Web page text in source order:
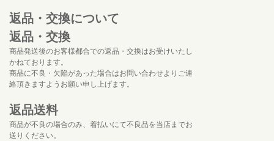
返品・交換について
返品・交換
商品発送後のお客様都合での返品・交換はお受けいたし
かねております。
商品に不良・欠陥があった場合はお問い合わせよりご連
絡頂きますようお願い申し上げます。
返品送料
商品が不良の場合のみ、着払いにて不良品を当店までお
送りください。